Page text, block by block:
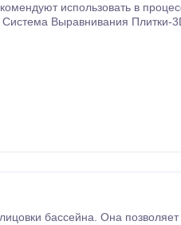
использовать в
Выравнивания Плитки-
бассейна. Она